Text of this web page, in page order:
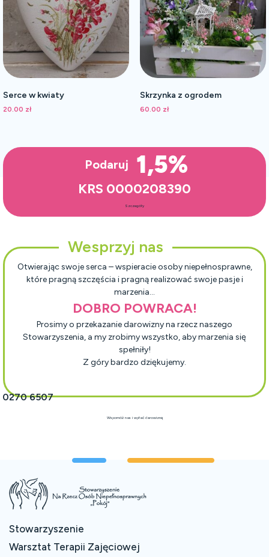
Serce w kwiaty
20.00 zł
Skrzynka z ogrodem
60.00 zł
Podaruj 1,5%
KRS 0000208390
Szczegóły
Wesprzyj nas
Otwierając swoje serca – wspieracie osoby niepełnosprawne,
które pragną szczęścia i pragną realizować swoje pasje i
marzenia…
DOBRO POWRACA!
Prosimy o przekazanie darowizny na rzecz naszego
Stowarzyszenia, a my zrobimy wszystko, aby marzenia się
spełniły!
Z góry bardzo dziękujemy.
0270 6507
Wspomóż nas i wpłać darowiznę
Stowarzyszenie
Warsztat Terapii Zajęciowej